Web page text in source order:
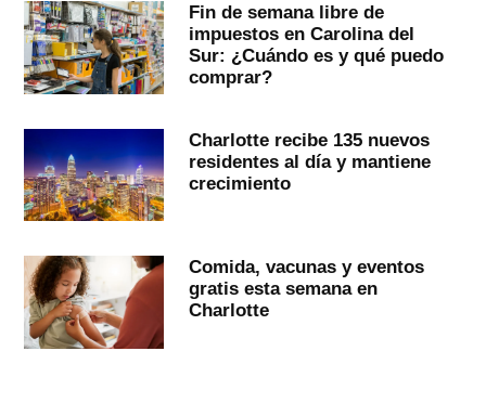
Fin de semana libre de
impuestos en Carolina del
Sur: ¿Cuándo es y qué puedo
comprar?
Charlotte recibe 135 nuevos
residentes al día y mantiene
crecimiento
Comida, vacunas y eventos
gratis esta semana en
Charlotte